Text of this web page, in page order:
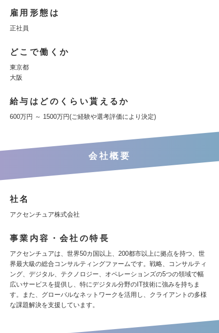
雇用形態は
正社員
どこで働くか
東京都
大阪
給与はどのくらい貰えるか
600万円 ～ 1500万円(ご経験や選考評価により決定)
会社概要
社名
アクセンチュア株式会社
事業内容・会社の特長
アクセンチュアは、世界50カ国以上、200都市以上に拠点を持つ、世
界最大級の総合コンサルティングファームです。戦略、コンサルティ
ング、デジタル、テクノロジー、オペレーションズの5つの領域で幅
広いサービスを提供し、特にデジタル分野のIT技術に強みを持ちま
す。また、グローバルなネットワークを活用し、クライアントの多様
な課題解決を支援しています。